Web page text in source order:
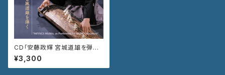
CD「安藤政輝 宮城道雄を弾
く 春の海〜水の変態」VZCG-
708
¥3,300